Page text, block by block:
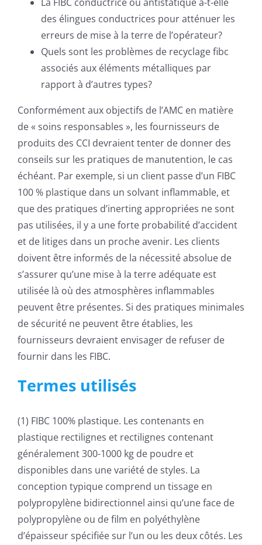
des élingues conductrices pour atténuer les
erreurs de mise à la terre de l’opérateur?
Quels sont les problèmes de recyclage fibc
associés aux éléments métalliques par
rapport à d’autres types?
Conformément aux objectifs de l’AMC en matière
de « soins responsables », les fournisseurs de
produits des CCI devraient tenter de donner des
conseils sur les pratiques de manutention, le cas
échéant. Par exemple, si un client passe d’un FIBC
100 % plastique dans un solvant inflammable, et
que des pratiques d’inerting appropriées ne sont
pas utilisées, il y a une forte probabilité d’accident
et de litiges dans un proche avenir. Les clients
doivent être informés de la nécessité absolue de
s’assurer qu’une mise à la terre adéquate est
utilisée là où des atmosphères inflammables
peuvent être présentes. Si des pratiques minimales
de sécurité ne peuvent être établies, les
fournisseurs devraient envisager de refuser de
fournir dans les FIBC.
Termes utilisés
(1) FIBC 100% plastique. Les contenants en
plastique rectilignes et rectilignes contenant
généralement 300-1000 kg de poudre et
disponibles dans une variété de styles. La
conception typique comprend un tissage en
polypropylène bidirectionnel ainsi qu’une face de
polypropylène ou de film en polyéthylène
d’épaisseur spécifiée sur l’un ou les deux côtés. Les